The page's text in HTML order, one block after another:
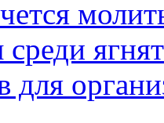
ягнят
для